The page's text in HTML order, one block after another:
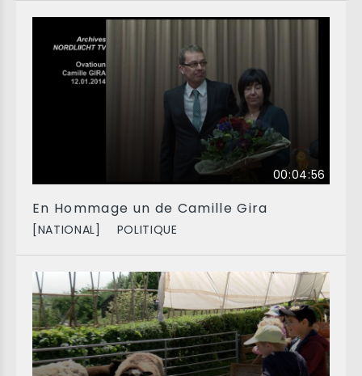
00:04:56
En Hommage un de Camille Gira
[NATIONAL] POLITIQUE